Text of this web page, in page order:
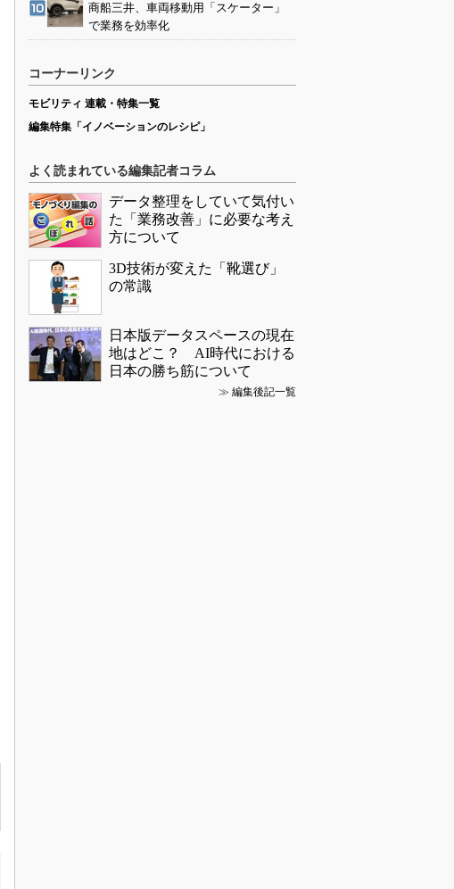
商船三井、車両移動用「スケーター」
で業務を効率化
コーナーリンク
モビリティ 連載・特集一覧
編集特集「イノベーションのレシピ」
よく読まれている編集記者コラム
データ整理をしていて気付い
た「業務改善」に必要な考え
方について
3D技術が変えた「靴選び」
の常識
日本版データスペースの現在
地はどこ？ AI時代における
日本の勝ち筋について
≫ 編集後記一覧